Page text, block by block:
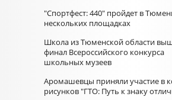
"Спортфест: 440" пройдет в
нескольких площадках
Школа из Тюменской области
финал Всероссийского конкурса
школьных музеев
Аромашевцы приняли участие в
рисунков "ГТО: Путь к знаку